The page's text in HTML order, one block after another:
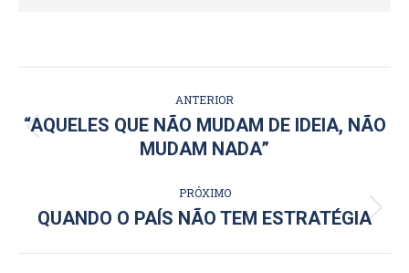
DE
ANTERIOR
Post
anterior:
“AQUELES QUE NÃO MUDAM DE IDEIA, NÃO
MUDAM NADA”
PRÓXIMO
Próximo
QUANDO O PAÍS NÃO TEM ESTRATÉGIA